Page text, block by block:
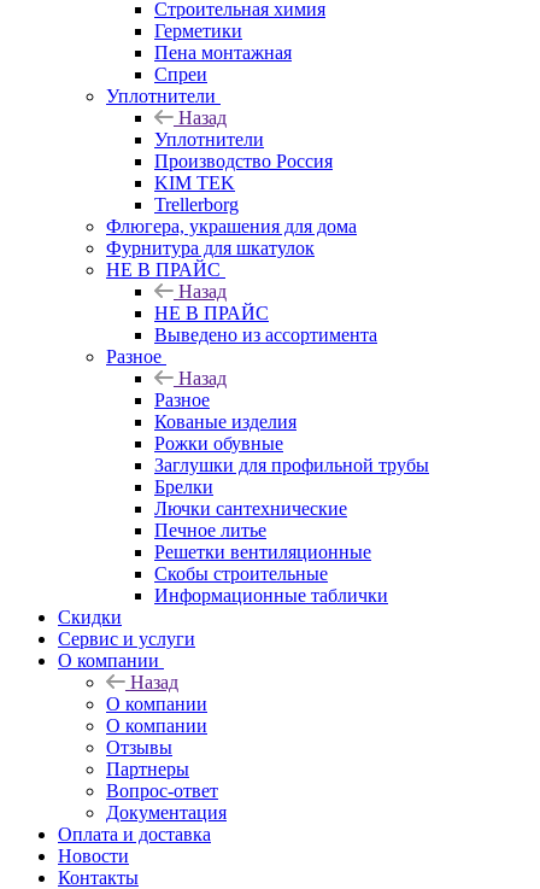
Строительная химия
Герметики
Пена монтажная
Спреи
Уплотнители
Назад
Уплотнители
Производство Россия
KIM TEK
Trellerborg
Флюгера, украшения для дома
Фурнитура для шкатулок
НЕ В ПРАЙС
Назад
НЕ В ПРАЙС
Выведено из ассортимента
Разное
Назад
Разное
Кованые изделия
Рожки обувные
Заглушки для профильной трубы
Брелки
Лючки сантехнические
Печное литье
Решетки вентиляционные
Скобы строительные
Информационные таблички
Скидки
Сервис и услуги
О компании
Назад
О компании
О компании
Отзывы
Партнеры
Вопрос-ответ
Документация
Оплата и доставка
Новости
Контакты